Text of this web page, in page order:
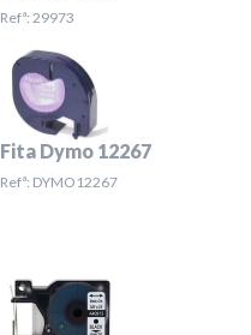
Refª: 29973
Fita Dymo 12267
Refª: DYMO12267